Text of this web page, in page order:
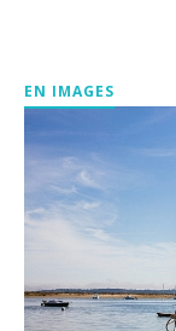
EN IMAGES